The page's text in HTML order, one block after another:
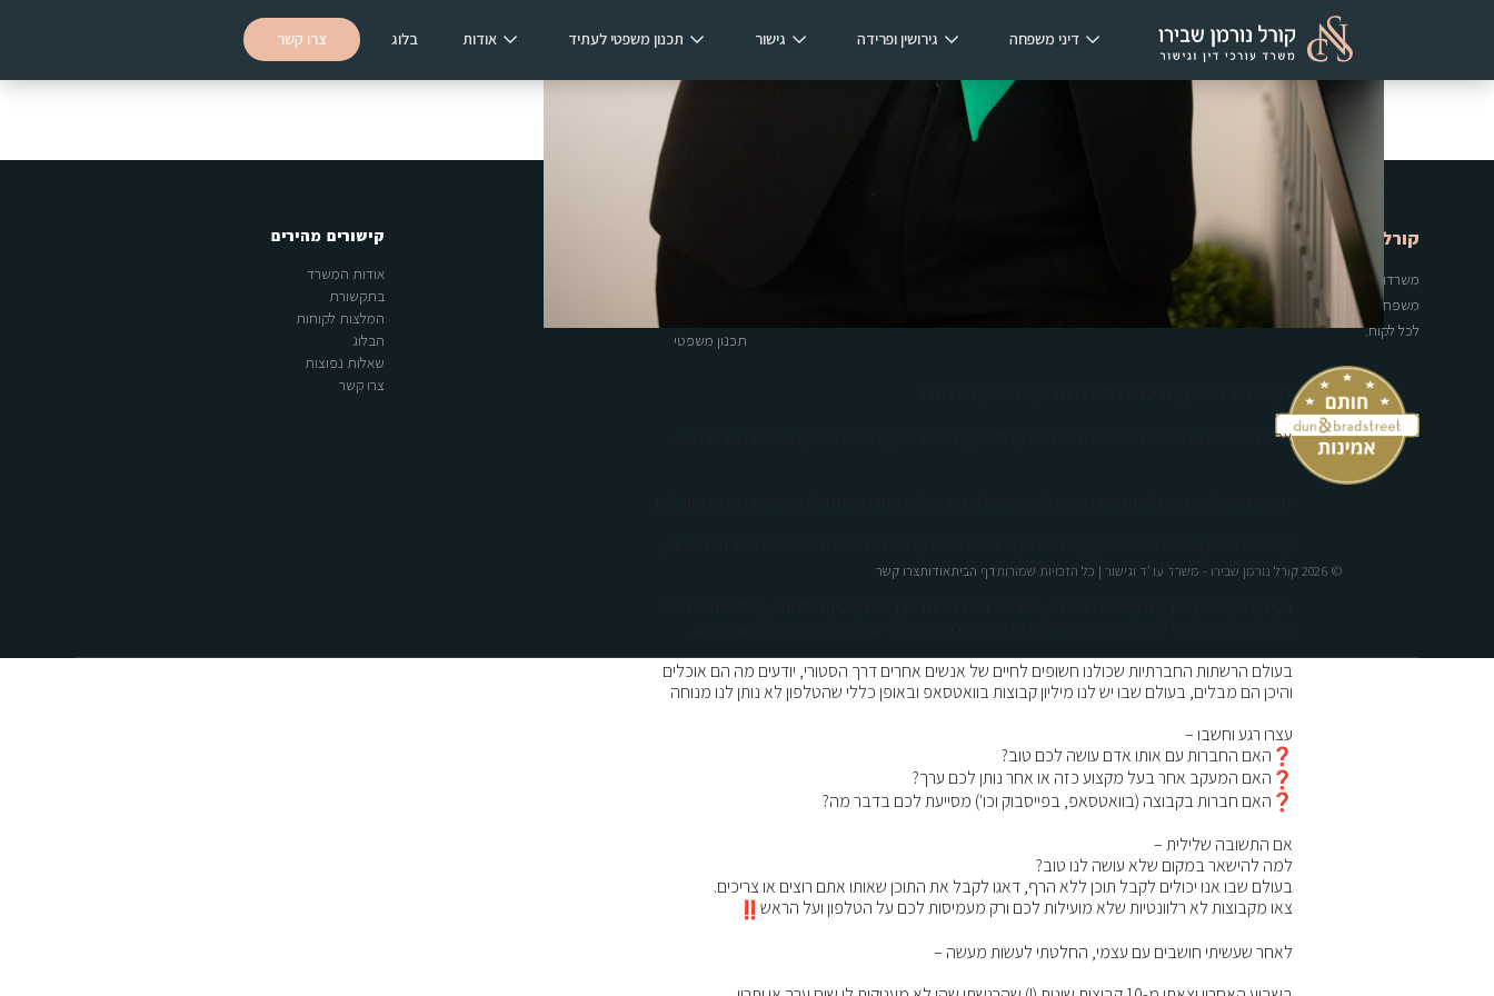
דיני משפחה גירושין ופרידה גישור תכנון משפטי לעתיד אודות בלוג צרו קשר
לקראת חג הפסח, מציעה לכולנו להתבונן, להתנקות ולצמוח.
אחד הנושאים המרכזיים של פסח הוא הרעיון של ניקוי, גופני ורוחני, כדי ליצור מקום לשינוי חיובי בחיינו.
להיפטר מרעלים, ממחשבות שליליות ומהרגלים רעים.
בעולם הרשתות החברתיות שכולנו חשופים לחיים של אנשים אחרים דרך הסטורי, יודעים מה הם אוכלים
והיכן הם מבלים, בעולם שבו יש לנו מיליון קבוצות בוואטסאפ ובאופן כללי שהטלפון לא נותן לנו מנוחה
עצרו רגע וחשבו –
️האם החברות עם אותו אדם עושה לכם טוב?
️האם המעקב אחר בעל מקצוע כזה או אחר נותן לכם ערך?
️האם חברות בקבוצה (בוואטסאפ, בפייסבוק וכו') מסייעת לכם בדבר מה?
אם התשובה שלילית –
למה להישאר במקום שלא עושה לנו טוב?
בעולם שבו אנו יכולים לקבל תוכן ללא הרף, דאגו לקבל את התוכן שאותו אתם רוצים או צריכים.
צאו מקבוצות לא רלוונטיות שלא מועילות לכם ורק מעמיסות לכם על הטלפון ועל הראש
לאחר שעשיתי חושבים עם עצמי, החלטתי לעשות מעשה –
קורל נורמן שבירו - משרד עו"ד וגישור
משרדנו מלווה אנשים בתקופות המורכבות ביותר בחייהם - גירושין, סכסוכי משמורת, חלוקת רכוש, תכנון עתיד
משפחתי וגישור. אנו משלבים מקצועיות משפטית עם רגישות אנושית עמוקה, ומציעים פתרונות מותאמים אישית
לכל לקוח.
תחומי התמחות מרכזיים
תכנון משפטי
קישורים מהירים
אודות המשרד
בתקשורת
המלצות לקוחות
הבלוג
שאלות נפוצות
צרו קשר
© 2026 קורל נורמן שבירו - משרד עו"ד וגישור | כל הזכויות שמורות דף הביתאודותצרו קשר